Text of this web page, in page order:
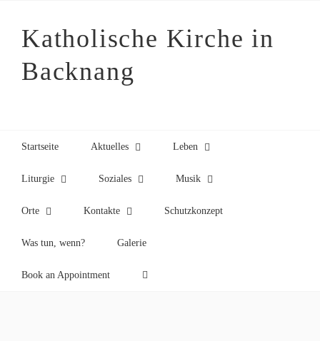
springenKatholische Kirche in
Backnang
Startseite Aktuelles Leben
Liturgie Soziales Musik
Orte Kontakte Schutzkonzept
Was tun, wenn? Galerie
Book an Appointment